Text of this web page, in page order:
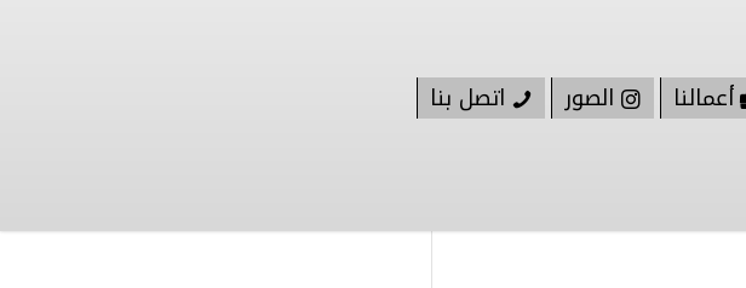
أعمالنا الصور اتصل بنا